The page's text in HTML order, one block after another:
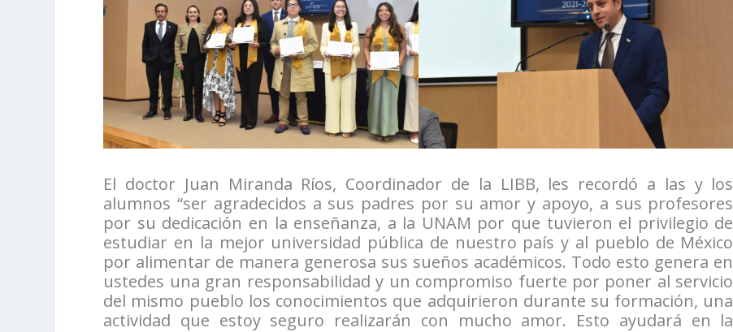
El doctor Juan Miranda Ríos, Coordinador de la LIBB, les recordó a las y los
alumnos “ser agradecidos a sus padres por su amor y apoyo, a sus profesores
por su dedicación en la enseñanza, a la UNAM por que tuvieron el privilegio de
estudiar en la mejor universidad pública de nuestro país y al pueblo de México
por alimentar de manera generosa sus sueños académicos. Todo esto genera en
ustedes una gran responsabilidad y un compromiso fuerte por poner al servicio
del mismo pueblo los conocimientos que adquirieron durante su formación, una
actividad que estoy seguro realizarán con mucho amor. Esto ayudará en la